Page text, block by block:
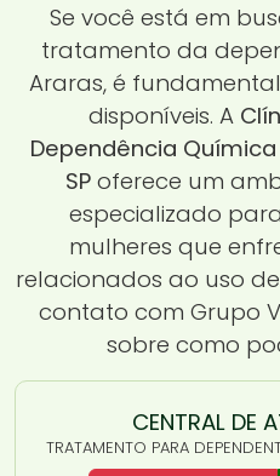
Se você está em
tratamento da
Araras, é
disponíveis. A
Dependência
SPoferece um
especializado
mulheres que
relacionados ao uso
contato com Grupo
sobre como
CENTRAL DE
TRATAMENTO PARA